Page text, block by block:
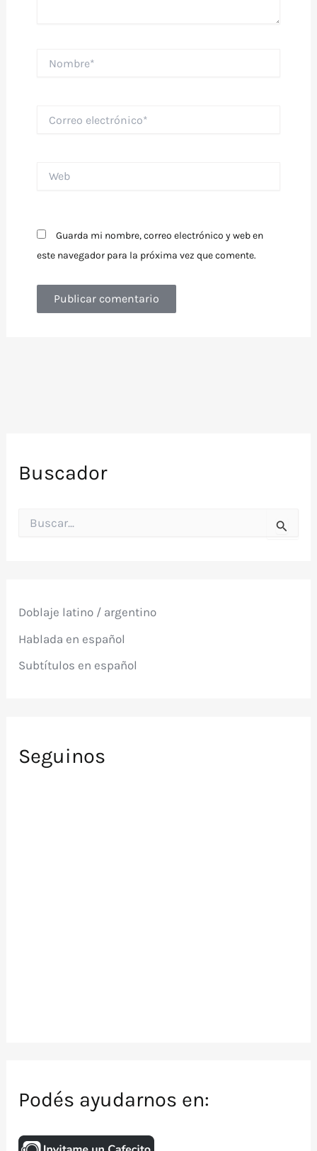
electrónico*
Guarda mi nombre, correo electrónico y web en
este navegador para la próxima vez que comente.
Buscador
o
:
Doblaje latino / argentino
Hablada en español
Subtítulos en español
Seguinos
Podés ayudarnos en: